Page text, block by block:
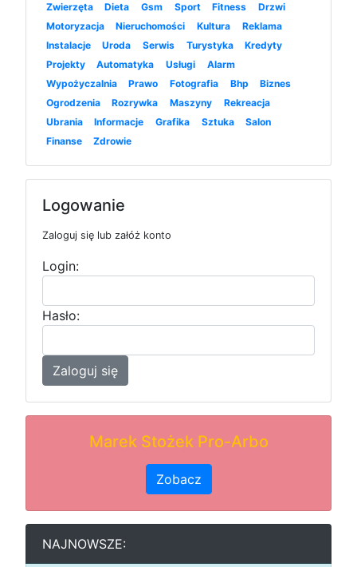
Zwierzęta
Dieta Gsm Sport Fitness
Drzwi
Motoryzacja
Nieruchomości Kultura
Reklama
Instalacje
Uroda Serwis Turystyka
Kredyty
Projekty
Automatyka Usługi
Alarm
Wypożyczalnia
Prawo Fotografia Bhp
Biznes
Ogrodzenia
Rozrywka Maszyny
Rekreacja
Ubrania
Informacje Grafika Sztuka
Salon
Finanse
Zdrowie
Logowanie
Zaloguj się lub załóż konto
Login:
Hasło:
Zaloguj się
Marek Stożek Pro-Arbo
Zobacz
NAJNOWSZE: